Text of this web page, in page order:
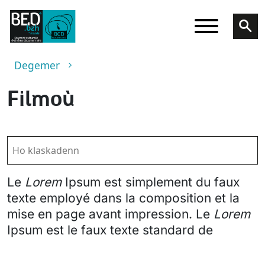
Skip to main content
Breadcrumb
Degemer
Filmoù
Le LoremIpsum est simplement du faux
texte employé dans la composition et la
mise en page avant impression. Le Lorem
Ipsum est le faux texte standard de